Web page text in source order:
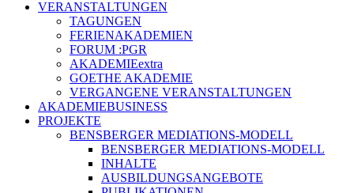
VERANSTALTUNGEN
TAGUNGEN
FERIENAKADEMIEN
FORUM :PGR
AKADEMIEextra
GOETHE AKADEMIE
VERGANGENE VERANSTALTUNGEN
AKADEMIEBUSINESS
PROJEKTE
BENSBERGER MEDIATIONS-MODELL
BENSBERGER MEDIATIONS-MODELL
INHALTE
AUSBILDUNGSANGEBOTE